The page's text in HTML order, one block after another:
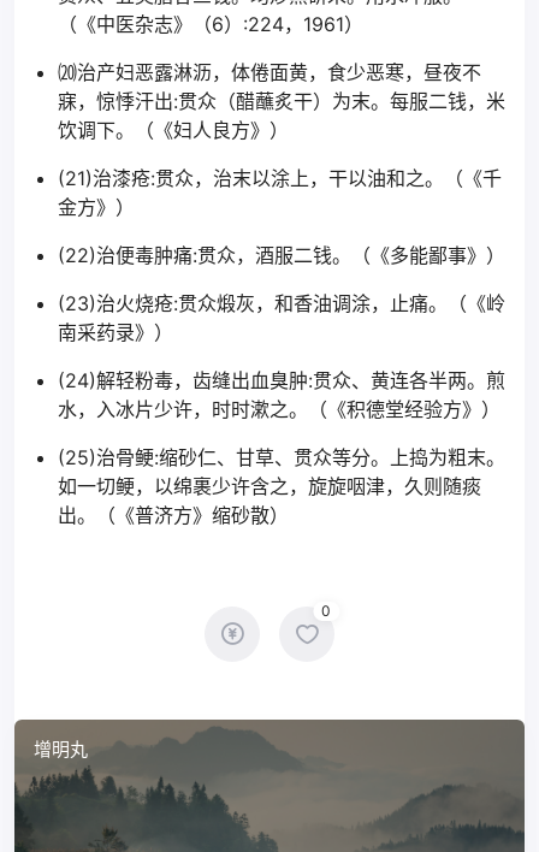
（《中医杂志》（6）:224，1961）
⒇治产妇恶露淋沥，体倦面黄，食少恶寒，昼夜不
寐，惊悸汗出:贯众（醋蘸炙干）为末。每服二钱，米
饮调下。（《妇人良方》）
(21)治漆疮:贯众，治末以涂上，干以油和之。（《千
金方》）
(22)治便毒肿痛:贯众，酒服二钱。（《多能鄙事》）
(23)治火烧疮:贯众煅灰，和香油调涂，止痛。（《岭
南采药录》）
(24)解轻粉毒，齿缝出血臭肿:贯众、黄连各半两。煎
水，入冰片少许，时时漱之。（《积德堂经验方》）
(25)治骨鲠:缩砂仁、甘草、贯众等分。上捣为粗末。
如一切鲠，以绵裹少许含之，旋旋咽津，久则随痰
出。（《普济方》缩砂散）
0
增明丸